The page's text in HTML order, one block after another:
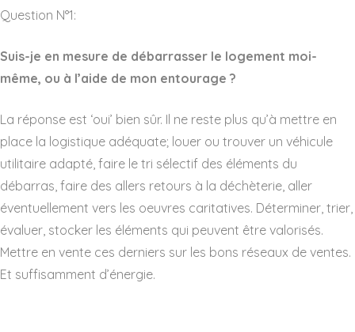
Question N°1:
Suis-je en mesure de débarrasser le logement moi-
même, ou à l’aide de mon entourage ?
La réponse est ‘oui’ bien sûr. Il ne reste plus qu’à mettre en
place la logistique adéquate; louer ou trouver un véhicule
utilitaire adapté, faire le tri sélectif des éléments du
débarras, faire des allers retours à la déchèterie, aller
éventuellement vers les oeuvres caritatives. Déterminer, trier,
évaluer, stocker les éléments qui peuvent être valorisés.
Mettre en vente ces derniers sur les bons réseaux de ventes.
Et suffisamment d’énergie.